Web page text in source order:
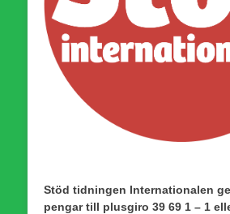
Stöd tidningen Internationalen
pengar till plusgiro 39 69 1 – 1